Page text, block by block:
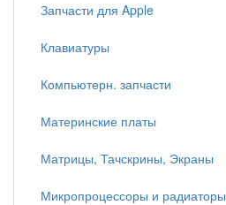
Запчасти для Apple
Клавиатуры
Компьютерн. запчасти
Материнские платы
Матрицы, Тачскрины, Экраны
Микропроцессоры и радиаторы